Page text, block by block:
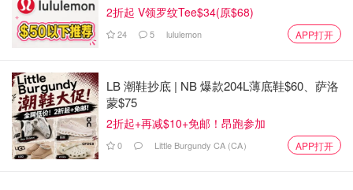
2折起 V领罗纹Tee$34(原$68)
24 5 lululemon APP打开
LB 潮鞋抄底 | NB 爆款204L薄底鞋$60、萨洛
蒙$75
2折起+再减$10+免邮！昂跑参加
0 Little Burgundy CA (CA） APP打开